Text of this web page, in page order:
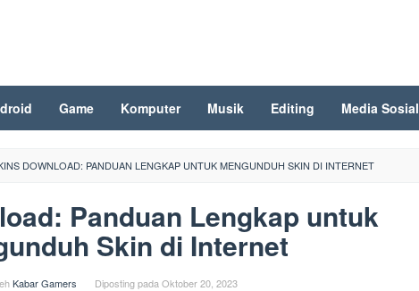
Game Komputer Musik Editing Media Sosial
DOWNLOAD: PANDUAN LENGKAP UNTUK MENGUNDUH SKIN DI INTERNET
Panduan Lengkap untuk
Skin di Internet
Kabar Gamers Diposting pada Oktober 20, 2023